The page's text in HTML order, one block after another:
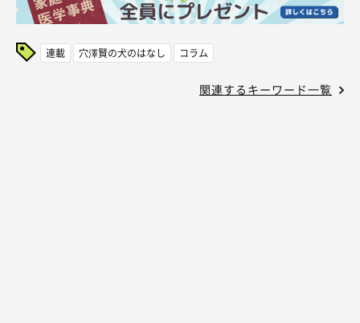
連載 穴澤賢の犬のはなし コラム
関連するキーワード一覧